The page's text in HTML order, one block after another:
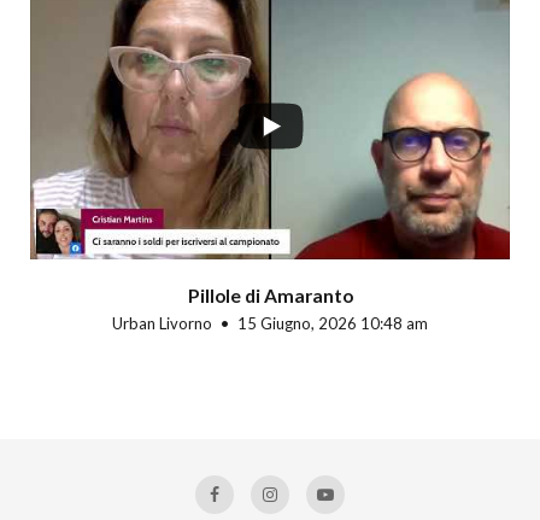
Pillole di Amaranto
Urban Livorno 15 Giugno, 2026 10:48 am